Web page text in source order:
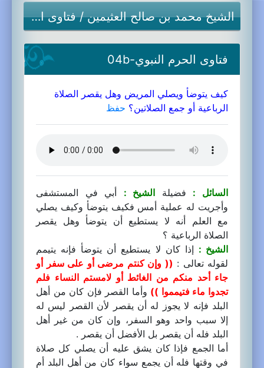
الشيخ محمد بن صالح العثيمين/فتاوى الحرم النبوي
فتاوى الحرم النبوي-04b
كيف يتوضأ ويصلي المريض وهل يقصر الصلاة
الرباعية أو جمع الصلاتين؟ حفظ
السائل : فضيلة الشيخ : أبي في المستشفى
وأجريت له عملية أمس فكيف يتوضأ وكيف يصلي
مع العلم أنه لا يستطيع أن يتوضأ وهل يقصر
الصلاة الرباعية ؟
الشيخ : إذا كان لا يستطيع أن يتوضأ فإنه يتيمم
لقوله تعالى : (( وإن كنتم مرضى أو على سفر أو
جاء أحد منكم من الغائط أو لامستم النساء فلم
تجدوا ماء فتيمموا )) وأما القصر فإن كان من أهل
البلد فإنه لا يجوز له أن يقصر لأن القصر ليس له
إلا سبب واحد وهو السفر، وإن كان من غير أهل
البلد فله أن يقصر بل الأفضل أن يقصر .
أما الجمع فإذا كان يشق عليه أن يصلي كل صلاة
في وقتها فله أن يجمع سواء كان من أهل البلد أم